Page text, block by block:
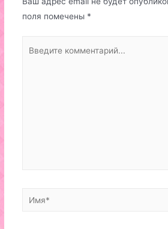
поля помечены *
комментарий...
Имя*